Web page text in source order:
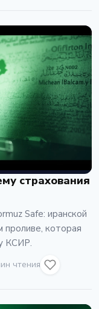
страхования
Safe: иранской
проливе, которая
КСИР.
чтения